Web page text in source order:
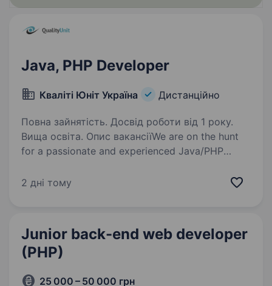
Java, PHP Developer
Кваліті Юніт Україна Дистанційно
Повна зайнятість. Досвід роботи від 1 року.
Вища освіта. Опис вакансіїWe are on the hunt
for a passionate and experienced Java/PHP
at solving complex technical challenges, take
2 дні тому
Junior back-end web developer
(PHP)
25 000 – 50 000 грн